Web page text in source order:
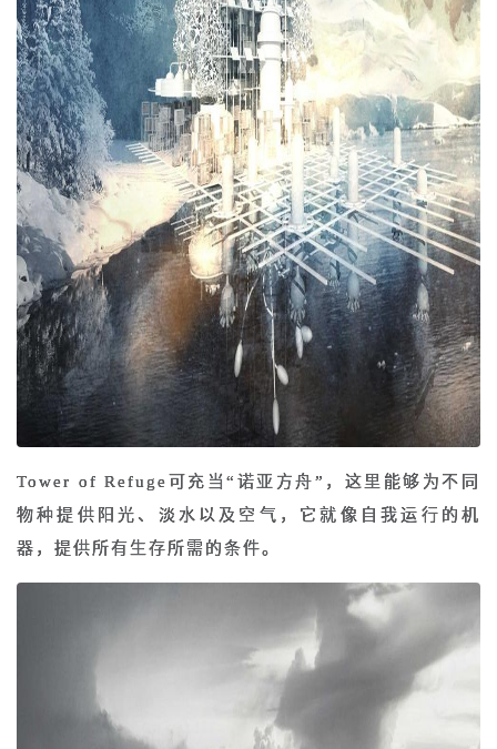
Tower of Refuge可充当“诺亚方舟”，这里能够为不同
物种提供阳光、淡水以及空气，它就像自我运行的机
器，提供所有生存所需的条件。